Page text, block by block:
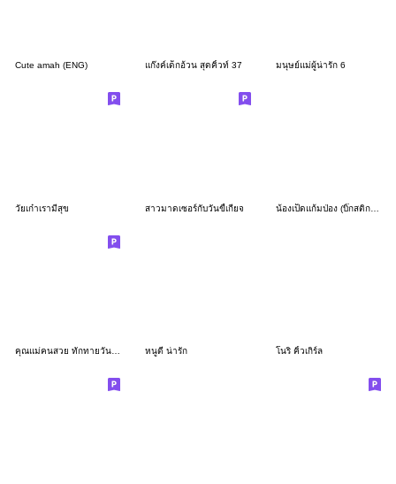
Cute amah (ENG) แก๊งค์เด็กอ้วน สุดคิ้วท์ 37 มนุษย์แม่ผู้น่ารัก 6
วัยเก๋าเรามีสุข สาวมาดเซอร์กับวันขี้เกียจ น้องเป็ดแก้มป่อง (บิ๊กสติกเกอร์)
หนูดี น่ารัก โนริ คิ้วเกิร์ล